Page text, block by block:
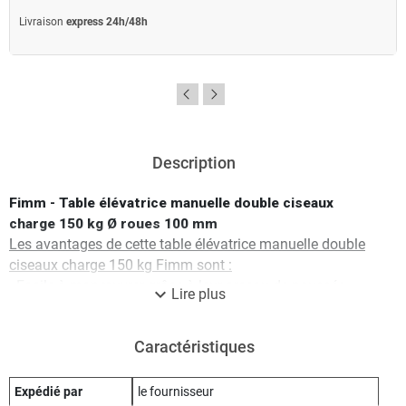
Livraison express 24h/48h
Description
Fimm - Table élévatrice manuelle double ciseaux
charge 150 kg Ø roues 100 mm
Les avantages de cette table élévatrice manuelle double
ciseaux charge 150 kg Fimm sont :
- Facile à manœuvrer grâce à leur arceau de poussée,
cette table élévatrice mobile constitue un moyen pratique
- Levée hydraulique du plateau par pédale au pied.
monté sur l’arceau de poussée.
expand_more Lire plus
Caractéristiques
Expédié par le fournisseur